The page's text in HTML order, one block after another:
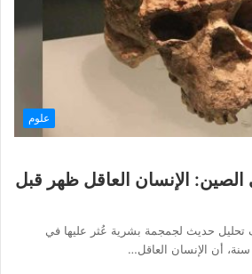
علوم
الإنسان العاقل ظهر قبل
حديث لجمجمة بشرية عُثر عليها في
أن الإنسان العاقل…